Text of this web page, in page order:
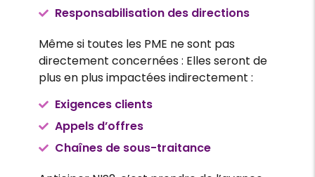
Responsabilisation des directions
Même si toutes les PME ne sont pas
directement concernées : Elles seront de
plus en plus impactées indirectement :
Exigences clients
Appels d’offres
Chaînes de sous-traitance